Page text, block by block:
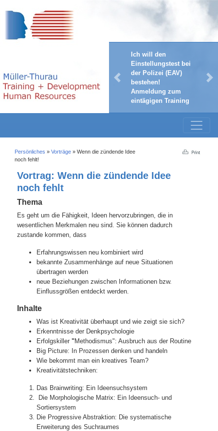
Ich will den
Einstellungstest bei
der Polizei (EAV)
bestehen!
Anmeldung zum
eintägigen Training
Previous
Persönliches » Vorträge » Wenn die zündende Idee
noch fehlt!
Vortrag: Wenn die zündende Idee
noch fehlt
Thema
Es geht um die Fähigkeit, Ideen hervorzubringen, die in
wesentlichen Merkmalen neu sind. Sie können dadurch
zustande kommen, dass
Erfahrungswissen neu kombiniert wird
bekannte Zusammenhänge auf neue Situationen
übertragen werden
neue Beziehungen zwischen Informationen bzw.
Einflussgrößen entdeckt werden.
Inhalte
Was ist Kreativität überhaupt und wie zeigt sie sich?
Erkenntnisse der Denkpsychologie
Erfolgskiller "Methodismus": Ausbruch aus der Routine
Big Picture: In Prozessen denken und handeln
Wie bekommt man ein kreatives Team?
Kreativitätstechniken:
Das Brainwriting: Ein Ideensuchsystem
Die Morphologische Matrix: Ein Ideensuch- und
Sortiersystem
Die Progressive Abstraktion: Die systematische
Erweiterung des Suchraumes